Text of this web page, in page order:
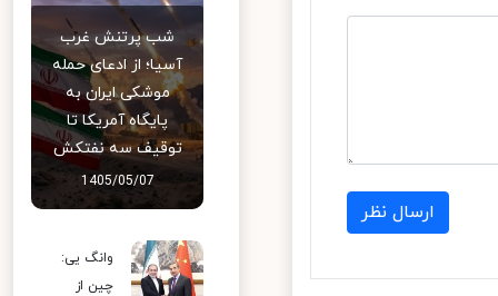
ارسال نظر
شب پرتنش غرب
آسیا؛ از ادعای حمله
موشکی ایران به
پایگاه آمریکا تا
توقیف سه نفتکش
1405/05/07
وانگ یی:
چین از